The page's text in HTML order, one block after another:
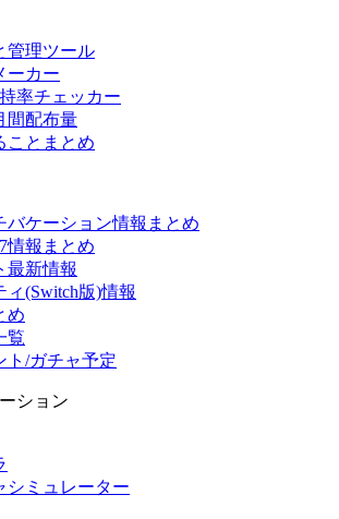
管理ツール
ーカー
率チェッカー
間配布量
ことまとめ
バケーション情報まとめ
情報まとめ
最新情報
ィ(Switch版)情報
め
覧
ト/ガチャ予定
ション
シミュレーター